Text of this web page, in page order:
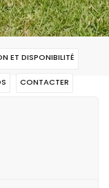
ET DISPONIBILITÉ
CONTACTER